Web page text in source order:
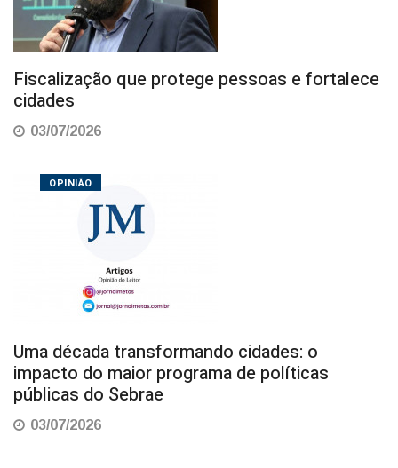
Fiscalização que protege pessoas e fortalece
cidades
03/07/2026
OPINIÃO
Uma década transformando cidades: o
impacto do maior programa de políticas
públicas do Sebrae
03/07/2026